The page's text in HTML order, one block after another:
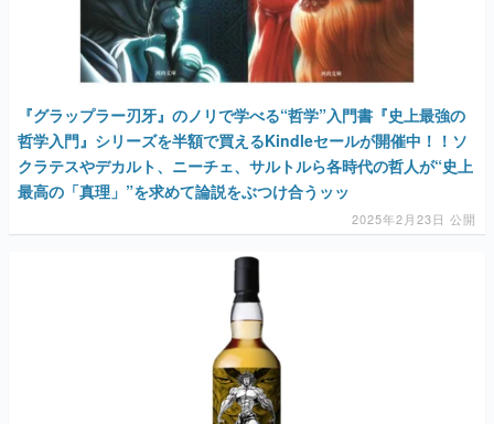
『グラップラー刃牙』のノリで学べる“哲学”入門書『史上最強の
哲学入門』シリーズを半額で買えるKindleセールが開催中！！ソ
クラテスやデカルト、ニーチェ、サルトルら各時代の哲人が“史上
最高の「真理」”を求めて論説をぶつけ合うッッ
2025年2月23日 公開